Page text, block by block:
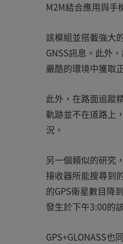
M2M結合應用與手
該模組並搭載強大
GNSS訊息。此外
嚴酷的環境中獲取
此外，在路面追蹤
軌跡並不在道路上
況。
另一個類似的研究
接收器所能搜尋到
的GPS衛星數目降
發生於下午3:00的
GPS+GLONASS